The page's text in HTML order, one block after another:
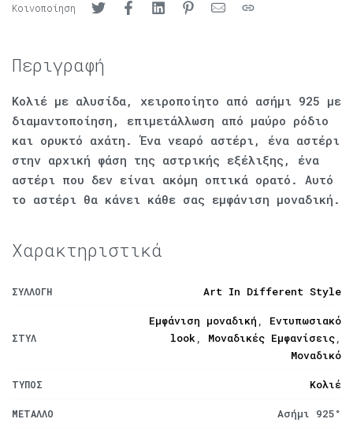
Κοινοποίηση
Περιγραφή
Κολιέ με αλυσίδα, χειροποίητο από ασήμι 925 με
διαμαντοποίηση, επιμετάλλωση από μαύρο ρόδιο
και ορυκτό αχάτη. Ένα νεαρό αστέρι, ένα αστέρι
στην αρχική φάση της αστρικής εξέλιξης, ένα
αστέρι που δεν είναι ακόμη οπτικά ορατό. Αυτό
το αστέρι θα κάνει κάθε σας εμφάνιση μοναδική.
Χαρακτηριστικά
ΣΥΛΛΟΓΉ Art In Different Style
ΣΤΥΛ
Εμφάνιση μοναδική
Εντυπωσιακό
look
Μοναδικές Εμφανίσεις
Μοναδικό
ΤΎΠΟΣ Κολιέ
ΜΈΤΑΛΛΟ Ασήμι 925°